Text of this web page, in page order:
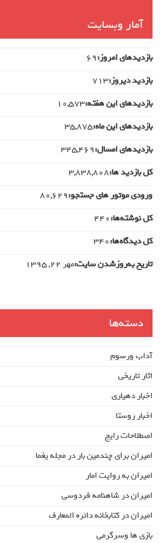
آمار وبسایت
بازدیدهای امروز:69
بازدید دیروز:713
بازدیدهای این هفته:10,573
بازدیدهای این ماه:35,875
بازدیدهای امسال:345,469
کل بازدید ها:3,838,808
ورودی‌ موتور های جستجو:80,629
کل نوشته‌ها:440
کل دیدگاه‌ها:340
تاریخ به‌روزشدن سایت:مهر ۲۲, ۱۳۹۵
دسته‌ها
آداب ورسوم
اثار تاریخی
اخبار دهیاری
اخبار روستا
اصطلاحات رایج
امیران برای چندمین بار در مجله یغما
امیران به روایت امار
امیران در شاهنامه فردوسی
امیران در کتابخانه دائره المعارف
بازی ها وسرگرمی